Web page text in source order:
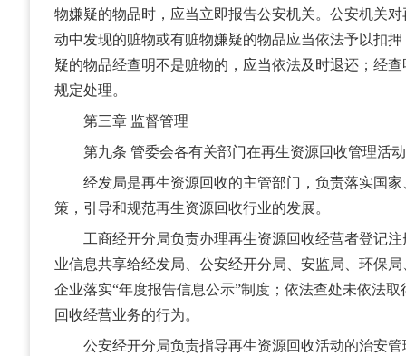
物嫌疑的物品时，应当立即报告公安机关。公安机关
动中发现的赃物或有赃物嫌疑的物品应当依法予以扣
疑的物品经查明不是赃物的，应当依法及时退还；经
规定处理。
第三章 监督管理
第九条 管委会各有关部门在再生资源回收管理活动
经发局是再生资源回收的主管部门，负责落实国家
策，引导和规范再生资源回收行业的发展。
工商经开分局负责办理再生资源回收经营者登记注
业信息共享给经发局、公安经开分局、安监局、环保
企业落实“年度报告信息公示”制度；依法查处未依法
回收经营业务的行为。
公安经开分局负责指导再生资源回收活动的治安管